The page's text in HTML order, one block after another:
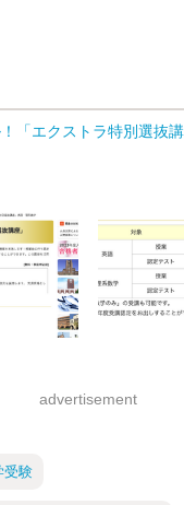
「エクストラ特別選抜
advertisement
受験